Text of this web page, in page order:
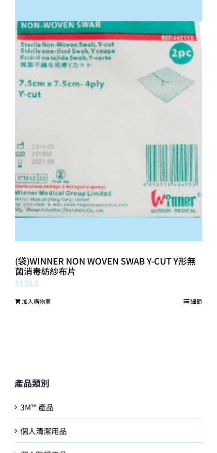
(袋)WINNER NON WOVEN SWAB Y-CUT Y形無
菌消毒紡紗布片
$120.0
加入購物車 細節
產品類別
3M™ 產品
個人清潔用品